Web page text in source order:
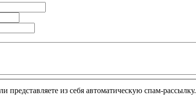
представляете из себя автоматическую спам-рассылку.